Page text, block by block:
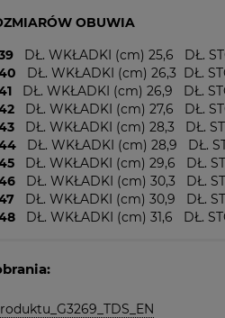
OBUWIA
DŁ. WKŁADKI (cm) 25,6 DŁ.
DŁ. WKŁADKI (cm) 26,3 DŁ.
DŁ. WKŁADKI (cm) 26,9 DŁ.
DŁ. WKŁADKI (cm) 27,6 DŁ.
DŁ. WKŁADKI (cm) 28,3 DŁ.
DŁ. WKŁADKI (cm) 28,9 DŁ.
DŁ. WKŁADKI (cm) 29,6 DŁ.
DŁ. WKŁADKI (cm) 30,3 DŁ.
DŁ. WKŁADKI (cm) 30,9 DŁ.
DŁ. WKŁADKI (cm) 31,6 DŁ.